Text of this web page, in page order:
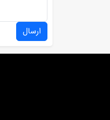
ارسال